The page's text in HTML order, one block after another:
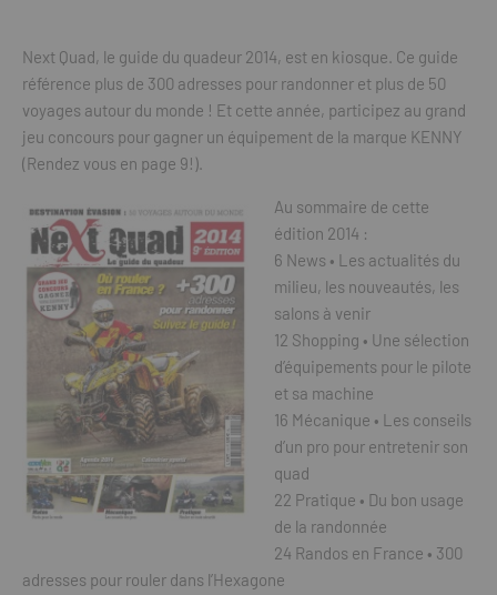
Next Quad, le guide du quadeur 2014, est en kiosque. Ce guide
référence plus de 300 adresses pour randonner et plus de 50
voyages autour du monde ! Et cette année, participez au grand
jeu concours pour gagner un équipement de la marque KENNY
(Rendez vous en page 9!).
Au sommaire de cette
édition 2014 :
6 News • Les actualités du
milieu, les nouveautés, les
salons à venir
12 Shopping • Une sélection
d’équipements pour le pilote
et sa machine
16 Mécanique • Les conseils
d’un pro pour entretenir son
quad
22 Pratique • Du bon usage
de la randonnée
24 Randos en France • 300
adresses pour rouler dans l’Hexagone